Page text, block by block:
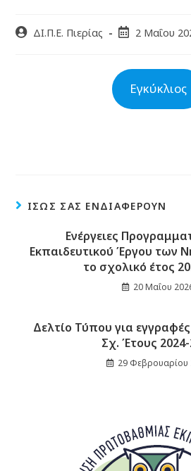
ΔΙ.Π.Ε. Πιερίας 2 Μαΐου
Εγκύκλιος
ΊΣΩΣ ΣΑΣ ΕΝΔΙΑΦΈΡΟΥΝ
Ενέργειες
Εκπαιδευτικού Έργου των
το σχολικό έτος
20 Μαΐου
Δελτίο Τύπου για
Σχ. Έτους
29 Φεβρουαρίου